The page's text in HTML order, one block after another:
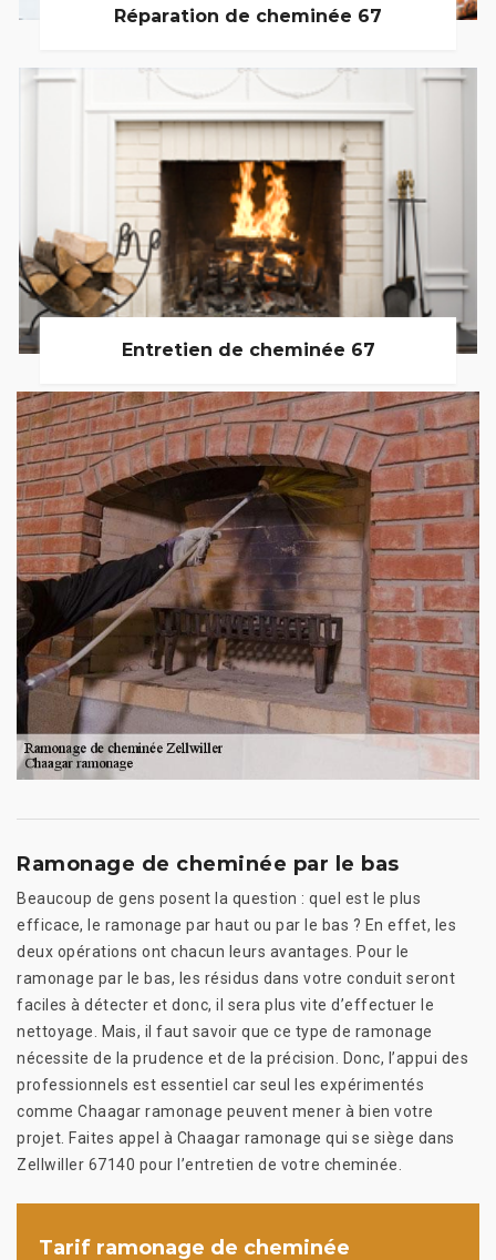
Réparation de cheminée 67
Entretien de cheminée 67
Ramonage de cheminée par le bas
Beaucoup de gens posent la question : quel est le plus
efficace, le ramonage par haut ou par le bas ? En effet, les
deux opérations ont chacun leurs avantages. Pour le
ramonage par le bas, les résidus dans votre conduit seront
faciles à détecter et donc, il sera plus vite d’effectuer le
nettoyage. Mais, il faut savoir que ce type de ramonage
nécessite de la prudence et de la précision. Donc, l’appui des
professionnels est essentiel car seul les expérimentés
comme Chaagar ramonage peuvent mener à bien votre
projet. Faites appel à Chaagar ramonage qui se siège dans
Zellwiller 67140 pour l’entretien de votre cheminée.
Tarif ramonage de cheminée